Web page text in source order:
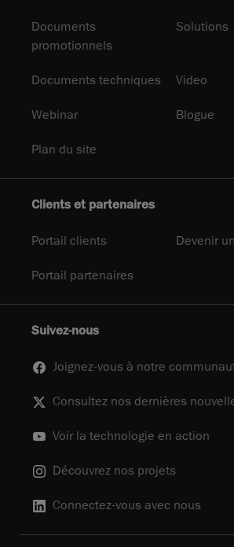
Documents
promotionnels
Solutions
Documents techniques Video
Webinar Blogue
Plan du site
Clients et partenaires
Portail clients Devenir
Portail partenaires
Suivez-nous
Joignez-vous à notre
Consultez nos dernières
Voir la technologie en action
Découvrez nos projets
Connectez-vous avec nous